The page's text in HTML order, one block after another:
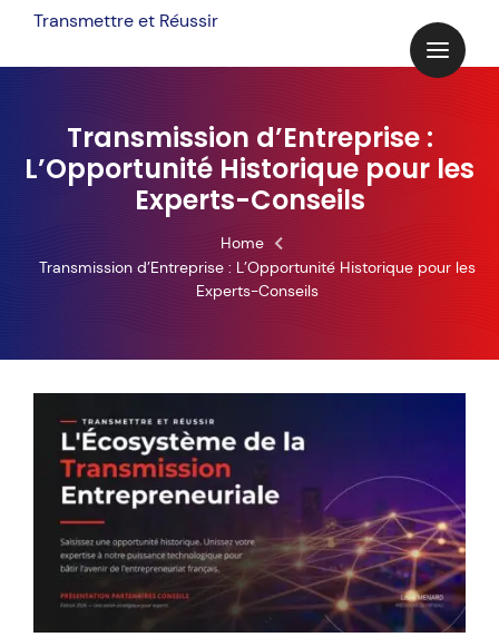
content
Transmettre et Réussir
Transmission d’Entreprise :
L’Opportunité Historique pour les
Experts-Conseils
Home
Transmission d’Entreprise : L’Opportunité Historique pour les
Experts-Conseils